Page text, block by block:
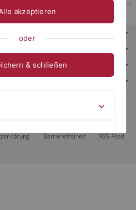
Tübingen, Tübingen
Barrierefreiheit RSS-Feed
akzeptieren
oder
& schließen